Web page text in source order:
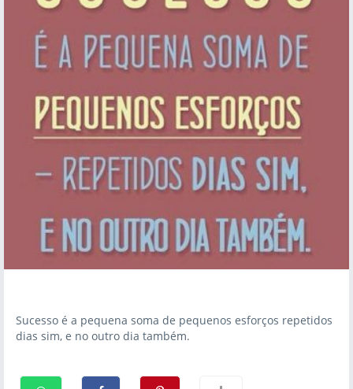
Sucesso é a pequena soma de pequenos esforços repetidos
dias sim, e no outro dia também.